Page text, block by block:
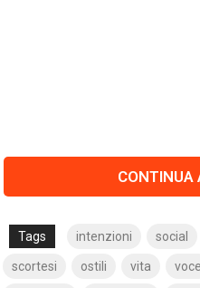
CONTINUA
Tags intenzioni social
scortesi ostili vita voce